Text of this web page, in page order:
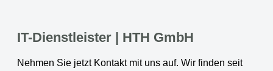
IT-Dienstleister | HTH GmbH
Nehmen Sie jetzt Kontakt mit uns auf. Wir finden seit